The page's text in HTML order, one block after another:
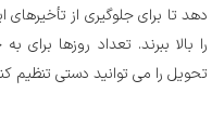
دهد تا برای جلوگیری از
را بالا ببرند. تعداد روزها
تحویل را می توانید دستی تنظیم